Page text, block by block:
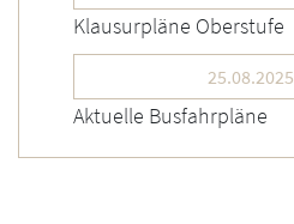
Klausurpläne Oberstufe
25.08.2025
Aktuelle Busfahrpläne